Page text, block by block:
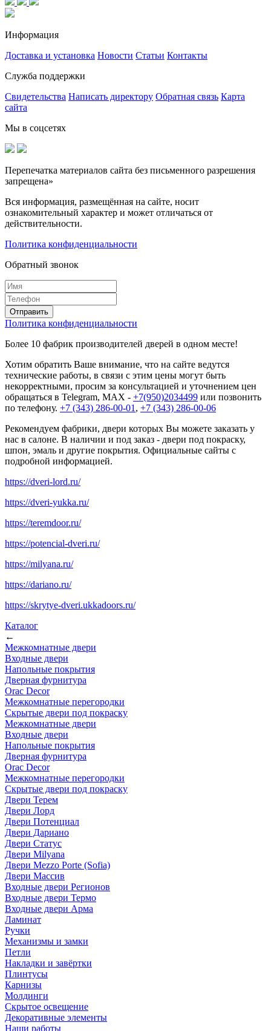
Информация
Доставка и установка Новости Статьи Контакты
Служба поддержки
Свидетельства Написать директору Обратная связь Карта
сайта
Мы в соцсетях
Перепечатка материалов сайта без письменного разрешения
запрещена»
Вся информация, размещённая на сайте, носит
ознакомительный характер и может отличаться от
действительности.
Политика конфиденциальности
Обратный звонок
Политика конфиденциальности
Более 10 фабрик производителей дверей в одном месте!
Хотим обратить Ваше внимание, что на сайте ведутся
технические работы, в связи с этим цены могут быть
некорректными, просим за консультацией и уточнением цен
обращаться в Telegram, MAX - +7(950)2034499 или позвонить
по телефону. +7 (343) 286-00-01 , +7 (343) 286-00-06
Рекомендуем фабрики, двери которых Вы можете заказать у
нас в салоне. В наличии и под заказ - двери под покраску,
шпон, эмаль и другие покрытия. Официальные сайты с
подробной информацией.
https://dveri-lord.ru/
https://dveri-yukka.ru/
https://teremdoor.ru/
https://potencial-dveri.ru/
https://milyana.ru/
https://dariano.ru/
https://skrytye-dveri.ukkadoors.ru/
Каталог
←
Межкомнатные двери
Входные двери
Напольные покрытия
Дверная фурнитура
Orac Decor
Межкомнатные перегородки
Скрытые двери под покраскy
Межкомнатные двери
Входные двери
Напольные покрытия
Дверная фурнитура
Orac Decor
Межкомнатные перегородки
Скрытые двери под покраскy
Двери Терем
Двери Лорд
Двери Потенциал
Двери Дариано
Двери Статус
Двери Milyana
Двери Mezzo Porte (Sofia)
Двери Массив
Входные двери Регионов
Входные двери Термо
Входные двери Арма
Ламинат
Ручки
Механизмы и замки
Петли
Накладки и завёртки
Плинтусы
Карнизы
Молдинги
Скрытое освещение
Декоративные элементы
Наши работы